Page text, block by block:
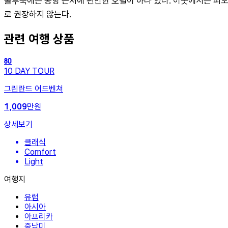
로 권장하지 않는다.
관련 여행 상품
80
10 DAY TOUR
그린란드 어드벤쳐
1,009만원
상세보기
클래식
Comfort
Light
여행지
유럽
아시아
아프리카